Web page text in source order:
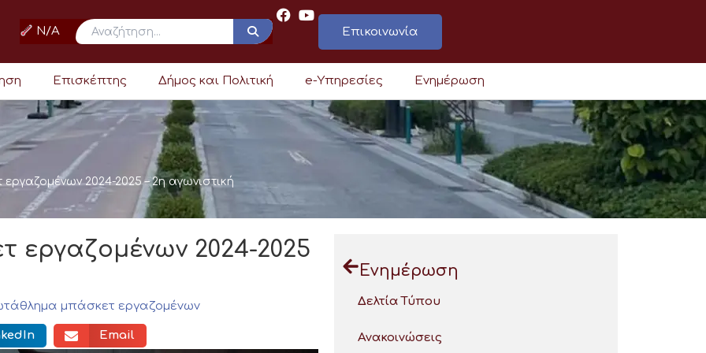
N/A Επικοινωνία
Επισκέπτης Δήμος και Πολιτική e-Υπηρεσίες Ενημέρωση
2024-2025 – 2η αγωνιστική
2024-2025
μπάσκετ εργαζομένων
Email
Ενημέρωση
Δελτία Τύπου
Ανακοινώσεις